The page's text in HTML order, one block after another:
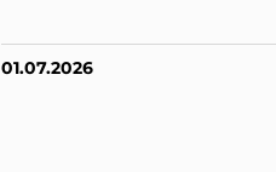
01.07.2026